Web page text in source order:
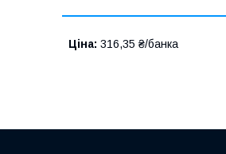
Ціна: 316,35 ₴/банка